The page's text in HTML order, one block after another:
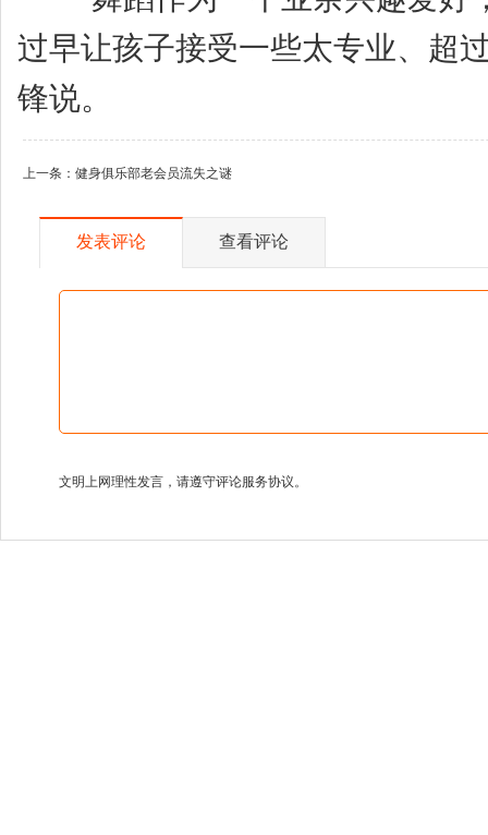
过早让孩子接受一些太专业、超
锋说。
上一条： 健身俱乐部老会员流失之谜
发表评论 查看评论
文明上网理性发言，请遵守评论服务协议。